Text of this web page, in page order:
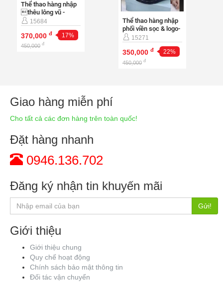
Thể thao hàng nhập
thêu lông vũ -
BT293
370,000 đ 17%
450,000 đ
15684
Thể thao hàng nhập
phối viền sọc & logo-
BT288
350,000 đ 22%
450,000 đ
15271
Giao hàng miễn phí
Cho tất cả các đơn hàng trên toàn quốc!
Đặt hàng nhanh
0946.136.702
Đăng ký nhận tin khuyến mãi
Gửi!
Giới thiệu
Giới thiệu chung
Quy chế hoạt động
Chính sách bảo mật thông tin
Đối tác vận chuyển